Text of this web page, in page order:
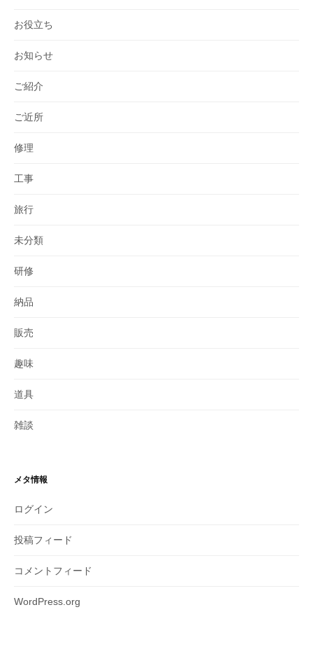
お役立ち
お知らせ
ご紹介
ご近所
修理
工事
旅行
未分類
研修
納品
販売
趣味
道具
雑談
メタ情報
ログイン
投稿フィード
コメントフィード
WordPress.org